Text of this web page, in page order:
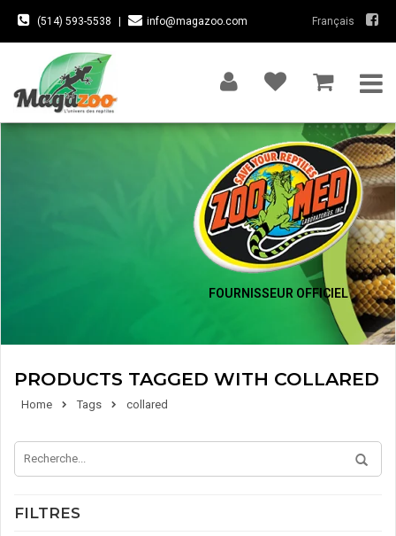
(514) 593-5538 info@magazoo.com Français
FOURNISSEUR OFFICIEL
PRODUCTS TAGGED WITH COLLARED
Home Tags collared
FILTRES